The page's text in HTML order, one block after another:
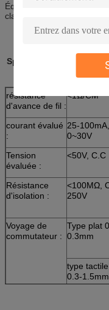
Équipement de machine
clavier d'ordinateur et
Spécification technique
résistance
d'avance de fil :
<1Ω/CM
courant évalué
:
25-
0~30V
Tension
évaluée :
<50V, C.C
Résistance
d'isolation :
<100MΩ,
250V
Voyage de
commutateur :
Type plat
0.3mm
type
0.3-1.5mm